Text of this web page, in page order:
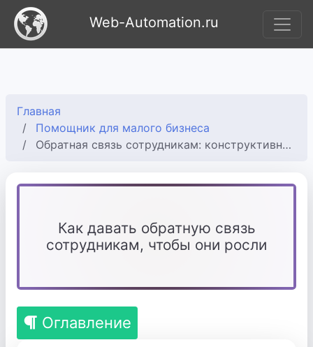
Web-Automation.ru
Главная
Помощник для малого бизнеса
Обратная связь сотрудникам: конструктивная и развивающая
Как давать обратную связь
сотрудникам, чтобы они росли
Оглавление